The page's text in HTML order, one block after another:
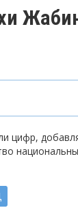
цифр,